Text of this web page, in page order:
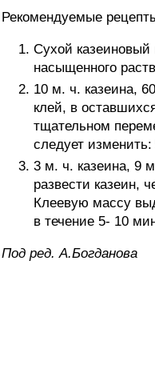
Рекомендуемые
Сухой казеиновый
насыщенного
10 м. ч. казеина,
клей, в
тщательном
следует
3 м. ч. казеина, 9
развести казеин,
Клеевую массу
в течение 5- 10
Под ред. А.Богданова